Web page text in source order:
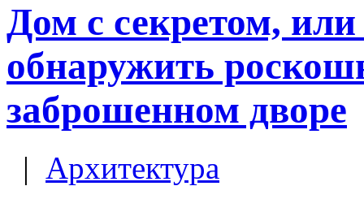
Дом с секретом,
обнаружить
заброшенном дворе
| Архитектура